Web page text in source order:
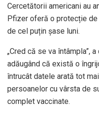
Cercetătorii americani au
Pfizer oferă o protecție
de cel puțin șase luni.
„Cred că se va întâmpla”,
adăugând că există o
întrucât datele arată tot
persoanelor cu vârsta de
complet vaccinate.